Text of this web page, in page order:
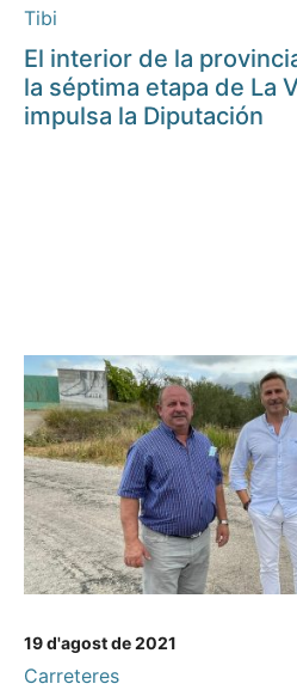
Tibi
El interior de la
la séptima etapa de La
impulsa la Diputación
19 d'agost de 2021
Carreteres